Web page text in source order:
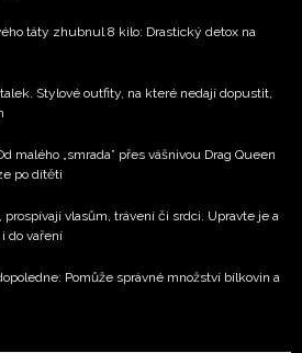
táty zhubnul 8 kilo: Drastický detox na
Stylové outfity, na které nedají dopustit,
malého „smrada” přes vášnivou Drag Queen
po dítěti
vlasům, trávení či srdci. Upravte je a
do vaření
Pomůže správné množství bílkovin a